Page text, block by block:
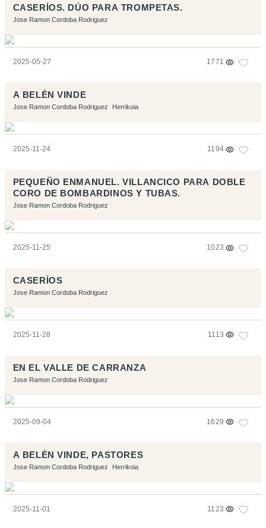
CASERÍOS. DÚO PARA TROMPETAS.
Jose Ramon Cordoba Rodriguez
2025-05-27 1771
A BELÉN VINDE
Jose Ramon Cordoba Rodriguez Herrikoia
2025-11-24 1194
PEQUEÑO ENMANUEL. VILLANCICO PARA DOBLE
CORO DE BOMBARDINOS Y TUBAS.
Jose Ramon Cordoba Rodriguez
2025-11-25 1023
CASERÍOS
Jose Ramon Cordoba Rodriguez
2025-11-28 1113
EN EL VALLE DE CARRANZA
Jose Ramon Cordoba Rodriguez
2025-09-04 1629
A BELÉN VINDE, PASTORES
Jose Ramon Cordoba Rodriguez Herrikoia
2025-11-01 1123